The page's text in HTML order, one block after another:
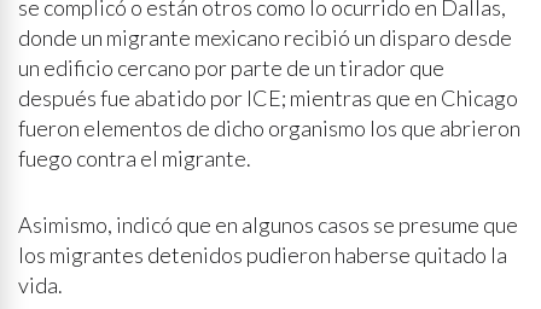
se complicó o están otros como lo ocurrido en Dallas,
donde un migrante mexicano recibió un disparo desde
un edificio cercano por parte de un tirador que
después fue abatido por ICE; mientras que en Chicago
fueron elementos de dicho organismo los que abrieron
fuego contra el migrante.
Asimismo, indicó que en algunos casos se presume que
los migrantes detenidos pudieron haberse quitado la
vida.